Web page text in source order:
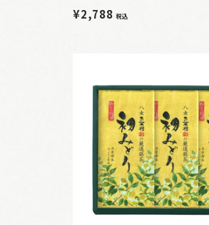
¥2,788税込